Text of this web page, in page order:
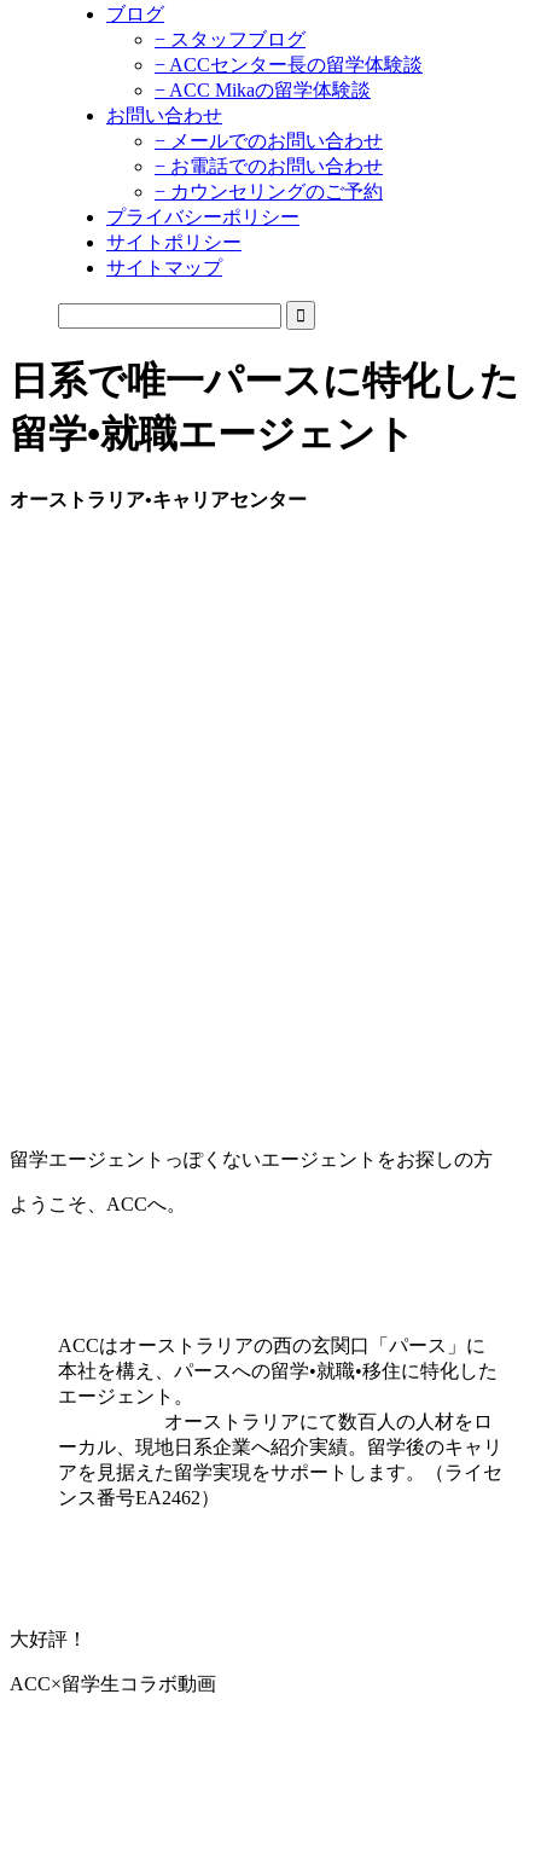
ブログ
− スタッフブログ
− ACCセンター長の留学体験談
− ACC Mikaの留学体験談
お問い合わせ
− メールでのお問い合わせ
− お電話でのお問い合わせ
− カウンセリングのご予約
プライバシーポリシー
サイトポリシー
サイトマップ
日系で唯一パースに特化した
留学•就職エージェント
オーストラリア•キャリアセンター
留学エージェントっぽくないエージェントをお探しの方
ようこそ、ACCへ。
ACCはオーストラリアの西の玄関口「パース」に
本社を構え、パースへの留学•就職•移住に特化した
エージェント。
オーストラリアにて数百人の人材をロ
ーカル、現地日系企業へ紹介実績。 留学後のキャリ
アを見据えた留学実現をサポート します。（ライセ
ンス番号EA2462）
大好評！
ACC×留学生コラボ動画